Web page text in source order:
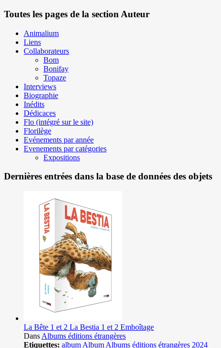
Toutes les pages de la section Auteur
Animalium
Liens
Collaborateurs
Bom
Bonifay
Topaze
Interviews
Biographie
Inédits
Dédicaces
Flo (intégré sur le site)
Florilège
Evénements par année
Evenements par catégories
Expositions
Dernières entrées dans la base de données des objets
La Bête 1 et 2 La Bestia 1 et 2 Emboîtage
Dans Albums éditions étrangères
Etiquettes: album Album Albums éditions étrangères 2024